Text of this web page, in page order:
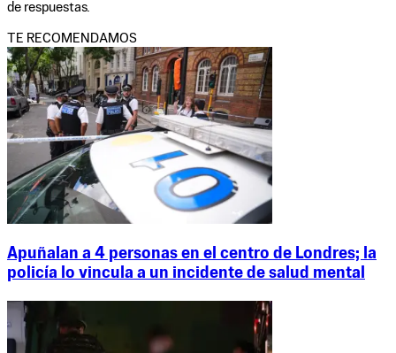
de respuestas.
TE RECOMENDAMOS
Apuñalan a 4 personas en el centro de Londres; la
policía lo vincula a un incidente de salud mental